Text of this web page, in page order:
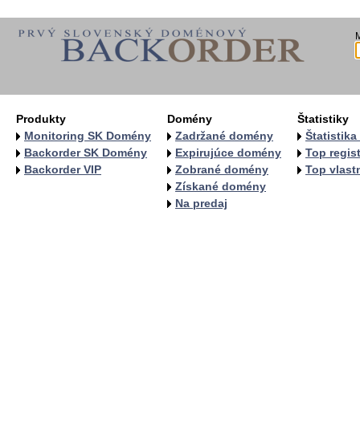
Produkty
Monitoring SK Domény
Backorder SK Domény
Backorder VIP
Domény
Zadržané domény
Expirujúce domény
Zobrané domény
Získané domény
Na predaj
Štatistiky
Štatistika
Top
Top